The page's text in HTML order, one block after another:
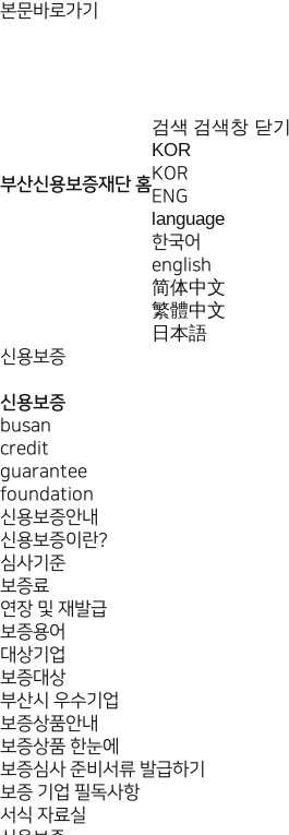
본문바로가기
부산신용보증재단 홈
검색 검색창 닫기
KOR
KOR
ENG
language
한국어
english
简体中文
繁體中文
日本語
신용보증
신용보증
busan
credit
guarantee
foundation
신용보증안내
신용보증이란?
심사기준
보증료
연장 및 재발급
보증용어
대상기업
보증대상
부산시 우수기업
보증상품안내
보증상품 한눈에
보증심사 준비서류 발급하기
보증 기업 필독사항
서식 자료실